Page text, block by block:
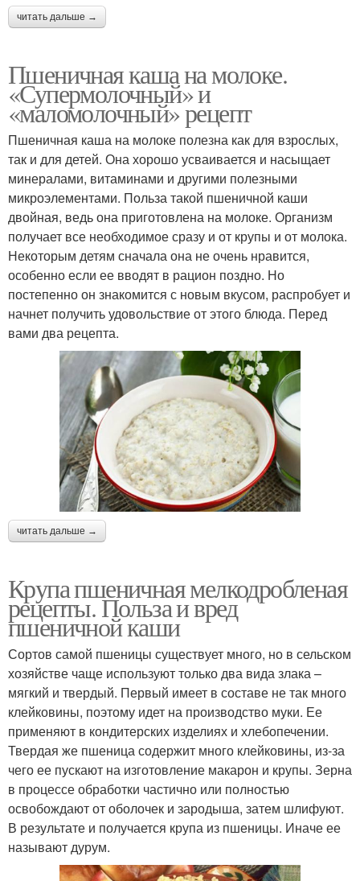
читать дальше →
Пшеничная каша на молоке.
«Супермолочный» и
«маломолочный» рецепт
Пшеничная каша на молоке полезна как для взрослых,
так и для детей. Она хорошо усваивается и насыщает
минералами, витаминами и другими полезными
микроэлементами. Польза такой пшеничной каши
двойная, ведь она приготовлена на молоке. Организм
получает все необходимое сразу и от крупы и от молока.
Некоторым детям сначала она не очень нравится,
особенно если ее вводят в рацион поздно. Но
постепенно он знакомится с новым вкусом, распробует и
начнет получить удовольствие от этого блюда. Перед
вами два рецепта.
читать дальше →
Крупа пшеничная мелкодробленая
рецепты. Польза и вред
пшеничной каши
Сортов самой пшеницы существует много, но в сельском
хозяйстве чаще используют только два вида злака –
мягкий и твердый. Первый имеет в составе не так много
клейковины, поэтому идет на производство муки. Ее
применяют в кондитерских изделиях и хлебопечении.
Твердая же пшеница содержит много клейковины, из-за
чего ее пускают на изготовление макарон и крупы. Зерна
в процессе обработки частично или полностью
освобождают от оболочек и зародыша, затем шлифуют.
В результате и получается крупа из пшеницы. Иначе ее
называют дурум.